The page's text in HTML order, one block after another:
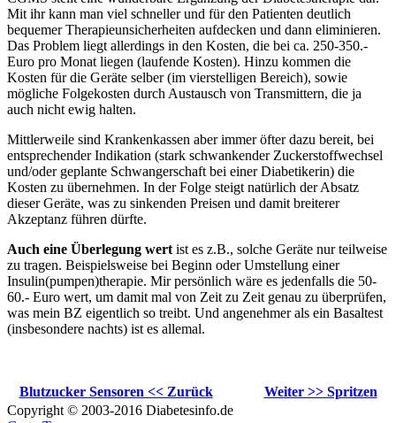
Mit ihr kann man viel schneller und für den Patienten deutlich
bequemer Therapieunsicherheiten aufdecken und dann eliminieren.
Das Problem liegt allerdings in den Kosten, die bei ca. 250-350.-
Euro pro Monat liegen (laufende Kosten). Hinzu kommen die
Kosten für die Geräte selber (im vierstelligen Bereich), sowie
mögliche Folgekosten durch Austausch von Transmittern, die ja
auch nicht ewig halten.
Mittlerweile sind Krankenkassen aber immer öfter dazu bereit, bei
entsprechender Indikation (stark schwankender Zuckerstoffwechsel
und/oder geplante Schwangerschaft bei einer Diabetikerin) die
Kosten zu übernehmen. In der Folge steigt natürlich der Absatz
dieser Geräte, was zu sinkenden Preisen und damit breiterer
Akzeptanz führen dürfte.
Auch eine Überlegung wert ist es z.B., solche Geräte nur teilweise
zu tragen. Beispielsweise bei Beginn oder Umstellung einer
Insulin(pumpen)therapie. Mir persönlich wäre es jedenfalls die 50-
60.- Euro wert, um damit mal von Zeit zu Zeit genau zu überprüfen,
was mein BZ eigentlich so treibt. Und angenehmer als ein Basaltest
(insbesondere nachts) ist es allemal.
Blutzucker Sensoren << Zurück
Weiter >> Spritzen
Copyright © 2003-2016 Diabetesinfo.de